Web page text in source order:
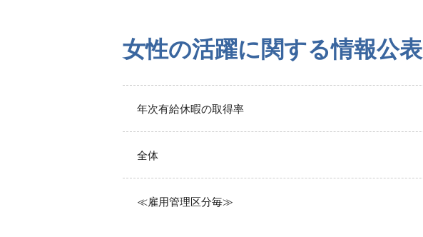
女性の活躍に関する情報公表
年次有給休暇の取得率
全体
≪雇用管理区分毎≫